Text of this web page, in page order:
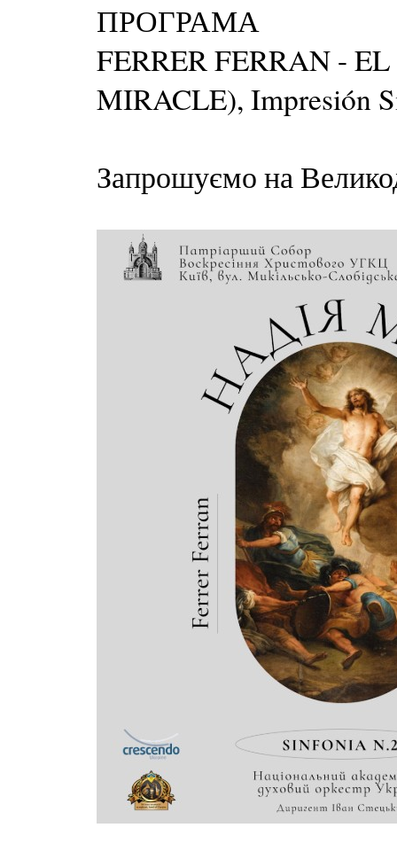
ПРОГРАМА
FERRER FERRAN -
MIRACLE), Impresión
Запрошуємо на